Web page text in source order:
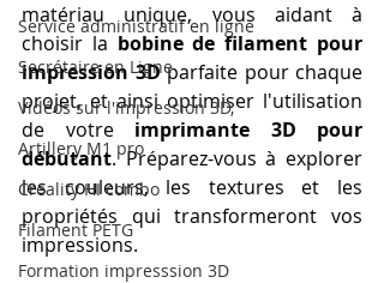
Service administratif en ligne
Secrétaire en Ligne
Vidéos sur l'impression 3D,
Artillery M1 pro
Creality HI combo
Filament PETG
Formation impresssion 3D
matériau unique, vous aidant à
choisir la bobine de filament pour
impression 3D parfaite pour chaque
projet, et ainsi optimiser l'utilisation
de votre imprimante 3D pour
débutant. Préparez-vous à explorer
les couleurs, les textures et les
propriétés qui transformeront vos
impressions.